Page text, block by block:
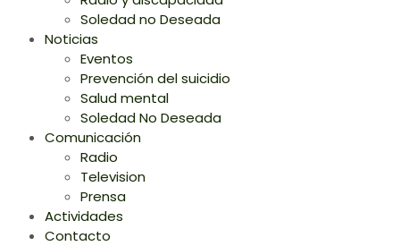
Soledad no Deseada
Noticias
Eventos
Prevención del suicidio
Salud mental
Soledad No Deseada
Comunicación
Radio
Television
Prensa
Actividades
Contacto